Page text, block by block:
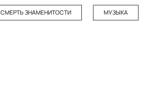
СМЕРТЬ ЗНАМЕНИТОСТИ МУЗЫКА